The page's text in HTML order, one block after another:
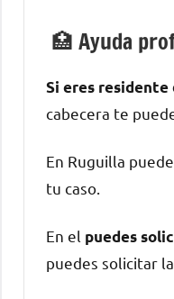
🏥 Ayuda
Si eres residente
cabecera te
En Ruguilla
tu caso.
En el puedes
puedes solicitar